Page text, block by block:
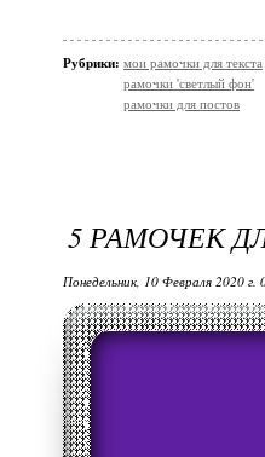
Рубрики: мои рамочки для текста
рамочки 'светлый фон'
рамочки для постов
5 РАМОЧЕК
Понедельник, 10 Февраля 2020